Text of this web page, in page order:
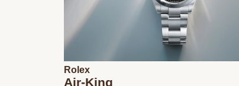
Rolex
Air-King